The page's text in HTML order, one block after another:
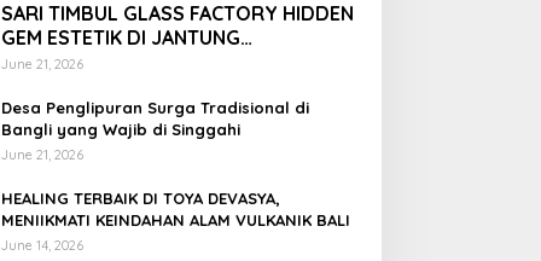
TERBAIK DI TOYA
MENIIKMATI
ALAM VULKANIK
DANAU BATUR TEMPAT
SARI TIMBUL GLASS FACTORY HIDDEN
GEM ESTETIK DI JANTUNG
TEGALALANG, BALI
June 21, 2026
Desa Penglipuran Surga Tradisional di
Bangli yang Wajib di Singgahi
June 21, 2026
HEALING TERBAIK DI TOYA DEVASYA,
MENIIKMATI KEINDAHAN ALAM VULKANIK BALI
June 14, 2026